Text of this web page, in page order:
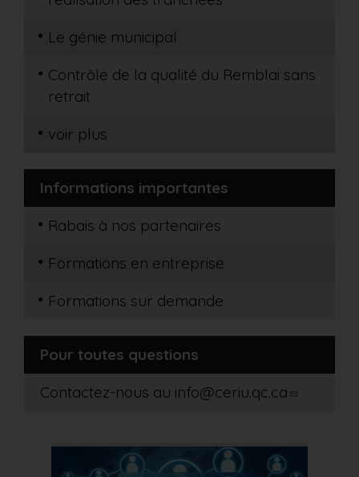
Le génie municipal
Contrôle de la qualité du Remblai sans
retrait
voir plus
Informations importantes
Rabais à nos partenaires
Formations en entreprise
Formations sur demande
Pour toutes questions
Contactez-nous au info@ceriu.qc.ca